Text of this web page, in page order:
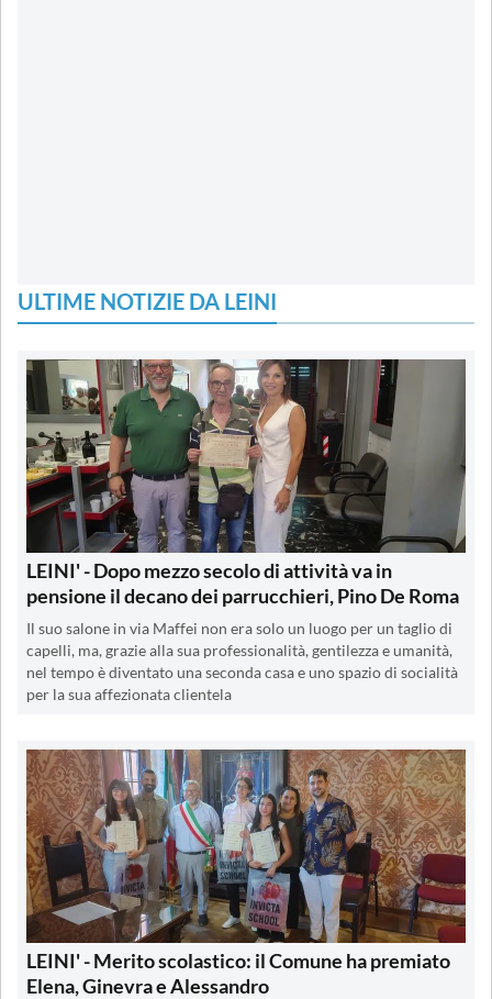
ULTIME NOTIZIE DA LEINI
LEINI' - Dopo mezzo secolo di attività va in
pensione il decano dei parrucchieri, Pino De Roma
Il suo salone in via Maffei non era solo un luogo per un taglio di
capelli, ma, grazie alla sua professionalità, gentilezza e umanità,
nel tempo è diventato una seconda casa e uno spazio di socialità
per la sua affezionata clientela
LEINI' - Merito scolastico: il Comune ha premiato
Elena, Ginevra e Alessandro